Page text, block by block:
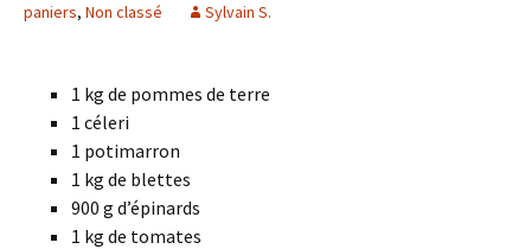
paniers, Non classé Sylvain S.
1 kg de pommes de terre
1 céleri
1 potimarron
1 kg de blettes
900 g d’épinards
1 kg de tomates